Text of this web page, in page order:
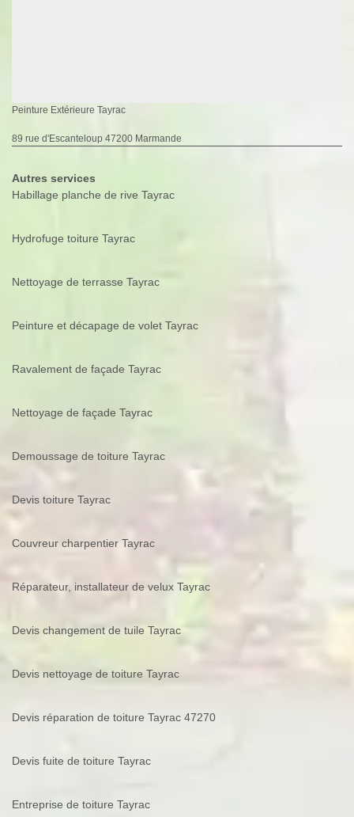
Peinture Extérieure Tayrac
89 rue d'Escanteloup 47200 Marmande
Autres services
Habillage planche de rive Tayrac
Hydrofuge toiture Tayrac
Nettoyage de terrasse Tayrac
Peinture et décapage de volet Tayrac
Ravalement de façade Tayrac
Nettoyage de façade Tayrac
Demoussage de toiture Tayrac
Devis toiture Tayrac
Couvreur charpentier Tayrac
Réparateur, installateur de velux Tayrac
Devis changement de tuile Tayrac
Devis nettoyage de toiture Tayrac
Devis réparation de toiture Tayrac 47270
Devis fuite de toiture Tayrac
Entreprise de toiture Tayrac